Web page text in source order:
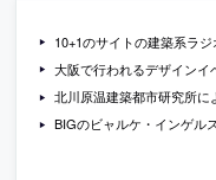
10+1のサイトの建築系ラ
大阪で行われるデザインイベント
北川原温建築都市研究所に
BIGのビャルケ・インゲル